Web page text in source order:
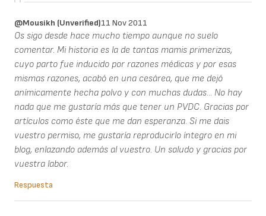
@Mousikh (unverified)11 Nov 2011
Os sigo desde hace mucho tiempo aunque no suelo
comentar. Mi historia es la de tantas mamis primerizas,
cuyo parto fue inducido por razones médicas y por esas
mismas razones, acabó en una cesárea, que me dejó
anímicamente hecha polvo y con muchas dudas... No hay
nada que me gustaría más que tener un PVDC. Gracias por
artículos como éste que me dan esperanza. Si me dais
vuestro permiso, me gustaría reproducirlo íntegro en mi
blog, enlazando además al vuestro. Un saludo y gracias por
vuestra labor.
Respuesta